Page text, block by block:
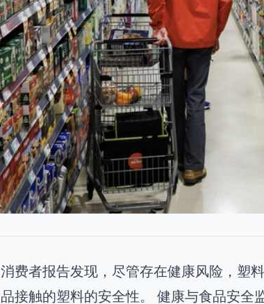
消费者报告发现，尽管存在健康风险，塑
品接触的塑料的安全性。 健康与食品安全